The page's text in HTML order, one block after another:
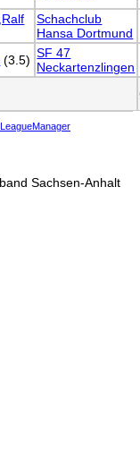
Schachclub
Hansa Dortmund
(3.5) SF 47
Neckartenzlingen
Sachsen-Anhalt